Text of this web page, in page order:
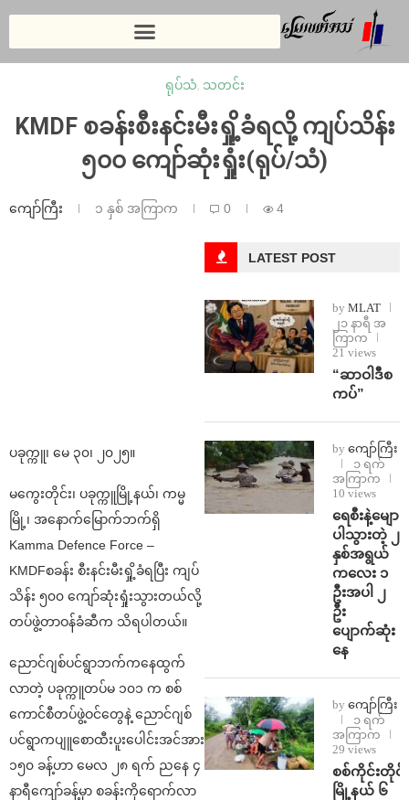
ရုပ်သံ, သတင်း
KMDF စခန်းစီးနင်းမီးရှို့ခံရလို့ ကျပ်သိန်း
၅၀၀ ကျော်ဆုံးရှုံး(ရုပ်/သံ)
ကျော်ကြီး ၁ နှစ် အကြာက 0 4
ပခုက္ကူ၊ မေ ၃၀၊ ၂၀၂၅။
မကွေးတိုင်း၊ ပခုက္ကူမြို့နယ်၊ ကမ္မ
မြို့၊ အနောက်မြောက်ဘက်ရှိ
Kamma Defence Force –
KMDFစခန်း စီးနင်းမီးရှို့ခံရပြီး ကျပ်
သိန်း ၅၀၀ ကျော်ဆုံးရှုံးသွားတယ်လို့
တပ်ဖွဲ့တာဝန်ခံဆီက သိရပါတယ်။
ညောင်ဂျစ်ပင်ရွာဘက်ကနေထွက်
လာတဲ့ ပခုက္ကူတပ်မ ၁၀၁ က စစ်
ကောင်စီတပ်ဖွဲ့ဝင်တွေနဲ့ ညောင်ဂျစ်
ပင်ရွာကပျူစောထီးပူးပေါင်းအင်အား
၁၅၀ ခန့်ဟာ မေလ ၂၈ ရက် ညနေ ၄
နာရီကျော်ခန့်မှာ စခန်းကိုရောက်လာ
LATEST POST
by MLAT
၂၁ နာရီ အ
ကြာက
21 views
“ဆာဝါဒီစ
ကပ်”
by ကျော်ကြီး
၁ ရက်
အကြာက
10 views
ရေစီးနဲ့မျော
ပါသွားတဲ့ ၂
နှစ်အရွယ်
ကလေး ၁
ဦးအပါ ၂
ဦး
ပျောက်ဆုံး
နေ
by ကျော်ကြီး
၁ ရက်
အကြာက
29 views
စစ်ကိုင်းတိုင်း
မြို့နယ် ၆